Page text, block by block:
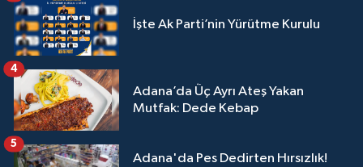
İşte Ak Parti’nin Yürütme Kurulu
Adana’da Üç Ayrı Ateş Yakan
Mutfak: Dede Kebap
4
Adana'da Pes Dedirten Hırsızlık!
5